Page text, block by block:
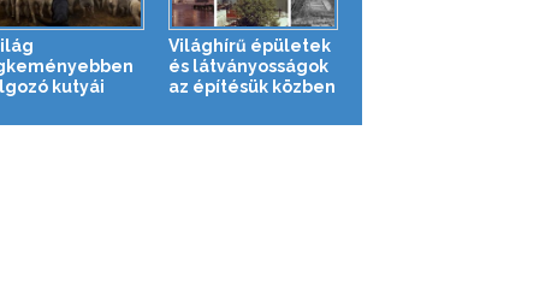
kutyái
Világhírű épületek
és látványosságok
az építésük közben